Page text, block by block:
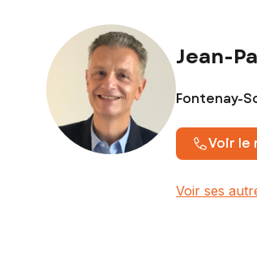
Jean-
Fontenay-
Voir le
Voir ses